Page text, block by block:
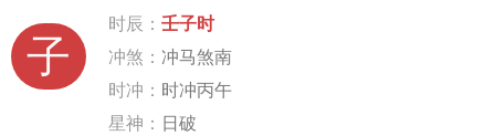
子
时辰： 壬子时
冲煞： 冲马煞南
时冲： 时冲丙午
星神： 日破